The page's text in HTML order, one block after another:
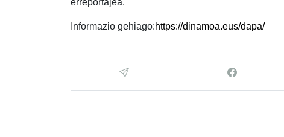
erreportajea.
Informazio gehiago:https://dinamoa.eus/dapa/